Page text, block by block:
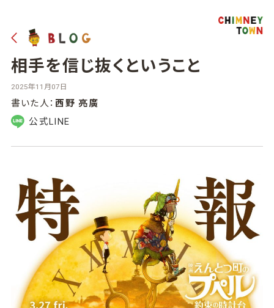
相手を信じ抜くということ
2025年11月07日
書いた人： 西野 亮廣
公式LINE